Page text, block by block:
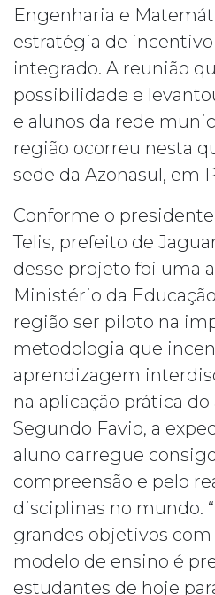
Engenharia e
estratégia de
integrado. A reunião
possibilidade e
e alunos da rede
região ocorreu nesta
sede da Azonasul, em
Conforme o
Telis, prefeito de
desse projeto foi uma
Ministério da
região ser piloto na
metodologia que
aprendizagem
na aplicação prática
Segundo Favio, a
aluno carregue
compreensão e pelo
disciplinas no mundo.
grandes objetivos com
modelo de ensino é
estudantes de hoje